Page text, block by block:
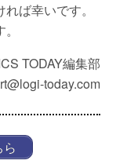
ば幸いです。
TODAY編集部
today.com